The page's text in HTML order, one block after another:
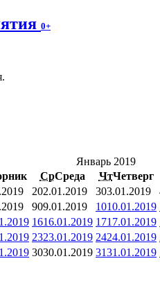
0+
Январь 2019
СрСреда ЧтЧетверг
202.01.2019 303.01.2019
909.01.2019 1010.01.2019
1616.01.2019 1717.01.2019
2323.01.2019 2424.01.2019
3030.01.2019 3131.01.2019